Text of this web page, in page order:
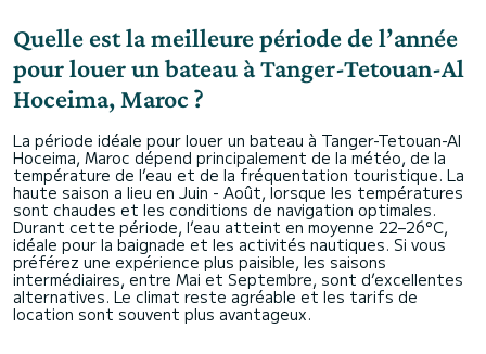
Quelle est la meilleure période de l’année
pour louer un bateau à Tanger-Tetouan-Al
Hoceima, Maroc ?
La période idéale pour louer un bateau à Tanger-Tetouan-Al
Hoceima, Maroc dépend principalement de la météo, de la
température de l’eau et de la fréquentation touristique. La
haute saison a lieu en Juin - Août, lorsque les températures
sont chaudes et les conditions de navigation optimales.
Durant cette période, l’eau atteint en moyenne 22–26°C,
idéale pour la baignade et les activités nautiques. Si vous
préférez une expérience plus paisible, les saisons
intermédiaires, entre Mai et Septembre, sont d’excellentes
alternatives. Le climat reste agréable et les tarifs de
location sont souvent plus avantageux.